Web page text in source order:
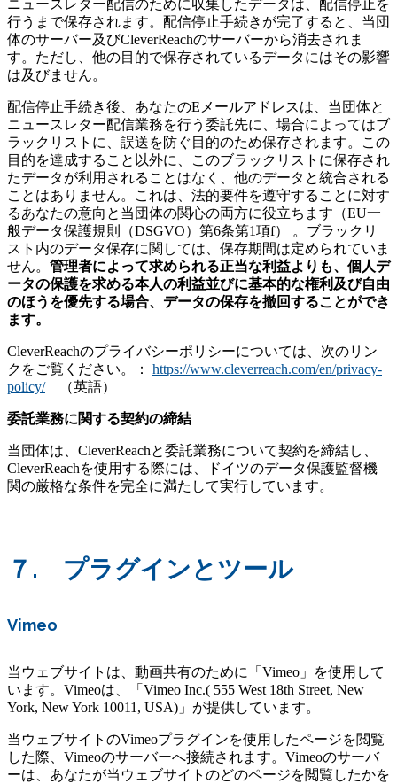
ニュースレター配信のために収集したデータは、配信停止を
行うまで保存されます。配信停止手続きが完了すると、当団
体のサーバー及びCleverReachのサーバーから消去されま
す。ただし、他の目的で保存されているデータにはその影響
は及びません。
配信停止手続き後、あなたのEメールアドレスは、当団体と
ニュースレター配信業務を行う委託先に、場合によってはブ
ラックリストに、誤送を防ぐ目的のため保存されます。この
目的を達成すること以外に、このブラックリストに保存され
たデータが利用されることはなく、他のデータと統合される
ことはありません。これは、法的要件を遵守することに対す
るあなたの意向と当団体の関心の両方に役立ちます（EU一
般データ保護規則（DSGVO）第6条第1項f） 。ブラックリ
スト内のデータ保存に関しては、保存期間は定められていま
せん。 管理者によって求められる正当な利益よりも、個人デ
ータの保護を求める本人の利益並びに基本的な権利及び自由
のほうを優先する場合、データの保存を撤回することができ
ます。
CleverReachのプライバシーポリシーについては、次のリン
クをご覧ください。： https://www.cleverreach.com/en/privacy-
policy/（英語）
委託業務に関する契約の締結
当団体は、CleverReachと委託業務について契約を締結し、
CleverReachを使用する際には、ドイツのデータ保護監督機
関の厳格な条件を完全に満たして実行しています。
７. プラグインとツール
Vimeo
当ウェブサイトは、動画共有のために「Vimeo」を使用して
います。Vimeoは、「Vimeo Inc.( 555 West 18th Street, New
York, New York 10011, USA)」が提供しています。
当ウェブサイトのVimeoプラグインを使用したページを閲覧
した際、Vimeoのサーバーへ接続されます。Vimeoのサーバ
ーは、あなたが当ウェブサイトのどのページを閲覧したかを